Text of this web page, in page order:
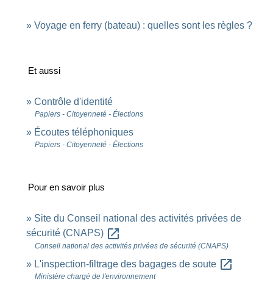
Voyage en ferry (bateau) : quelles sont les règles ?
Et aussi
Contrôle d'identité
Papiers - Citoyenneté - Élections
Écoutes téléphoniques
Papiers - Citoyenneté - Élections
Pour en savoir plus
Site du Conseil national des activités privées de
sécurité (CNAPS) open_in_new
Conseil national des activités privées de sécurité (CNAPS)
L'inspection-filtrage des bagages de soute open_in_new
Ministère chargé de l'environnement